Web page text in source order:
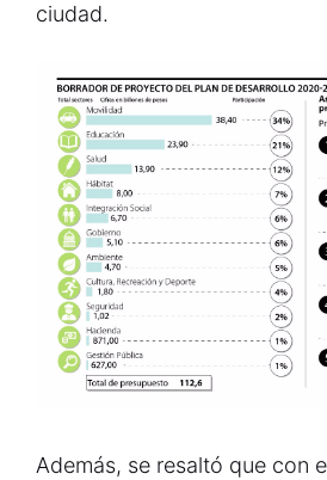
ciudad.
Además, se resaltó que con